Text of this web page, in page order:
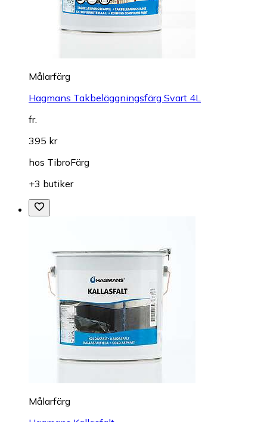
Målarfärg
Hagmans Takbeläggningsfärg Svart 4L
fr.
395 kr
hos TibroFärg
+3 butiker
Målarfärg